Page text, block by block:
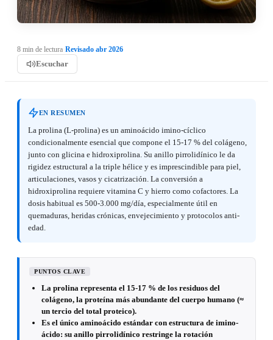
8 min de lectura Revisado abr 2026
Escuchar
EN RESUMEN
La prolina (L-prolina) es un aminoácido imino-cíclico
condicionalmente esencial que compone el 15-17 % del colágeno,
junto con glicina e hidroxiprolina. Su anillo pirrolidínico le da
rigidez estructural a la triple hélice y es imprescindible para piel,
articulaciones, vasos y cicatrización. La conversión a
hidroxiprolina requiere vitamina C y hierro como cofactores. La
dosis habitual es 500-3.000 mg/día, especialmente útil en
quemaduras, heridas crónicas, envejecimiento y protocolos anti-
edad.
PUNTOS CLAVE
La prolina representa el 15-17 % de los residuos del
colágeno, la proteína más abundante del cuerpo humano (≈
un tercio del total proteico).
Es el único aminoácido estándar con estructura de imino-
ácido: su anillo pirrolidínico restringe la rotación